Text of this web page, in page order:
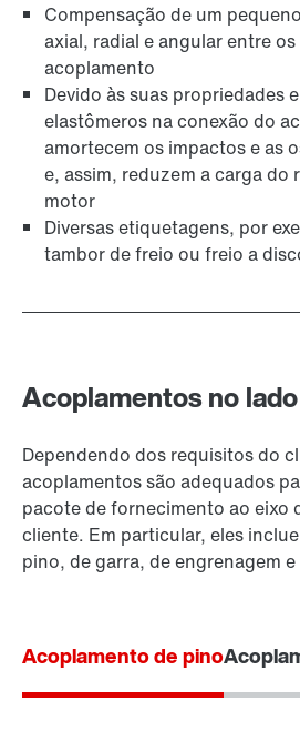
Compensação de um
axial, radial e angular entre
acoplamento
Devido às suas propriedades
elastômeros na conexão do
amortecem os impactos e as
e, assim, reduzem a carga do
motor
Diversas etiquetagens, por
tambor de freio ou freio a
Acoplamentos no
Dependendo dos requisitos do
acoplamentos são adequados
pacote de fornecimento ao eixo
cliente. Em particular, eles
pino, de garra, de engrenagem
Acoplamento de pino